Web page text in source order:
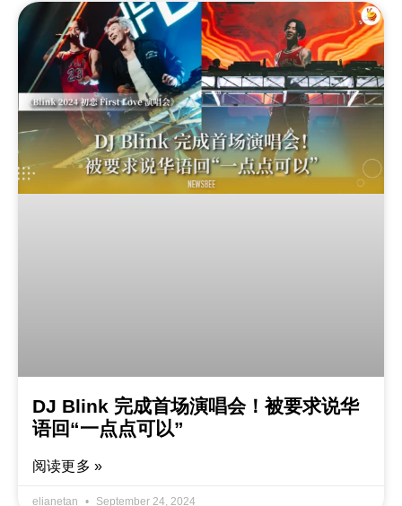
DJ Blink 完成首场演唱会！被要求说华
语回“一点点可以”
阅读更多 »
elianetan September 24, 2024